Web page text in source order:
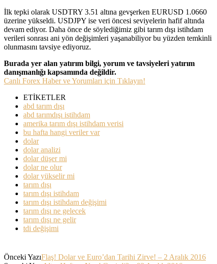
İlk tepki olarak USDTRY 3.51 altına gevşerken EURUSD 1.0660
üzerine yükseldi. USDJPY ise veri öncesi seviyelerin hafif altında
devam ediyor. Daha önce de söylediğimiz gibi tarım dışı istihdam
verileri sonrası ani yön değişimleri yaşanabiliyor bu yüzden temkinli
olunmasını tavsiye ediyoruz.
Burada yer alan yatırım bilgi, yorum ve tavsiyeleri yatırım
danışmanlığı kapsamında değildir.
Canlı Forex Haber ve Yorumları için Tıklayın!
ETİKETLER
abd tarım dışı
abd tarımdışı istihdam
amerika tarım dışı istihdam verisi
bu hafta hangi veriler var
dolar
dolar analizi
dolar düşer mi
dolar ne olur
dolar yükselir mi
tarım dışı
tarım dışı istihdam
tarım dışı istihdam değişimi
tarım dışı ne gelecek
tarım dışı ne gelir
tdi değişimi
Önceki YazıFlaş! Dolar ve Euro’dan Tarihi Zirve! – 2 Aralık 2016